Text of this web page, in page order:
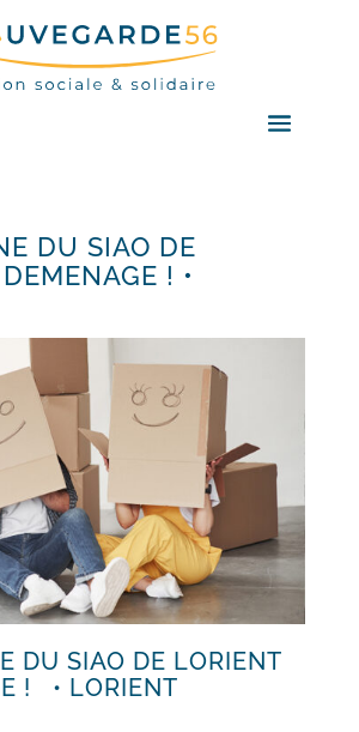
DU SIAO DE
! •
DU SIAO DE LORIENT
! • LORIENT